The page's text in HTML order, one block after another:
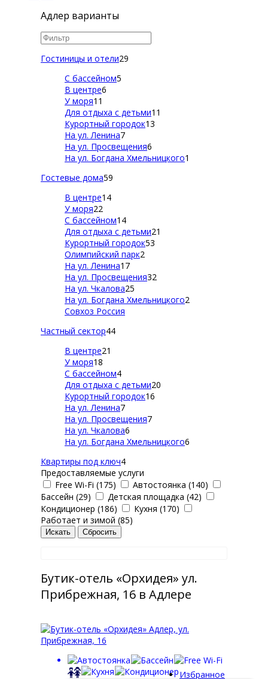
Адлер варианты
Гостиницы и отели29
С бассейном5
В центре6
У моря11
Для отдыха с детьми11
Курортный городок13
На ул. Ленина7
На ул. Просвещения6
На ул. Богдана Хмельницкого1
Гостевые дома59
В центре14
У моря22
С бассейном14
Для отдыха с детьми21
Курортный городок53
Олимпийский парк2
На ул. Ленина17
На ул. Просвещения32
На ул. Чкалова25
На ул. Богдана Хмельницкого2
Совхоз Россия
Частный сектор44
В центре21
У моря18
С бассейном4
Для отдыха с детьми20
Курортный городок16
На ул. Ленина7
На ул. Просвещения7
На ул. Чкалова6
На ул. Богдана Хмельницкого6
Квартиры под ключ4
Предоставляемые услуги
Free Wi-Fi (175)
Автостоянка (140)
Бассейн (29)
Детская площадка (42)
Кондиционер (186)
Кухня (170)
Работает и зимой (85)
Бутик-отель «Орхидея» ул.
Прибрежная, 16 в Адлере
Избранное